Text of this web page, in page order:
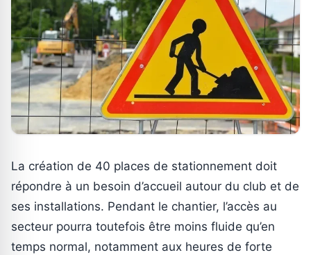
La création de 40 places de stationnement doit
répondre à un besoin d’accueil autour du club et de
ses installations. Pendant le chantier, l’accès au
secteur pourra toutefois être moins fluide qu’en
temps normal, notamment aux heures de forte